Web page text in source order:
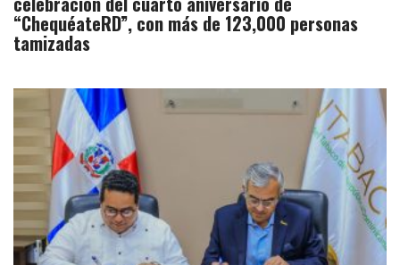
“ChequéateRD”, con más de 123,000 personas
tamizadas